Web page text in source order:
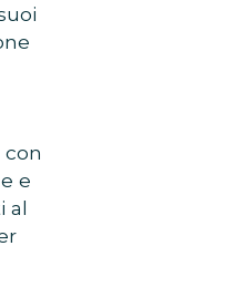
con
e
al